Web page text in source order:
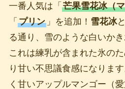
一番人気は「 芒果雪花冰（
「 プリン」を追加！ 雪花冰
る通り、雪のような白いかき
これは練乳が含まれた氷の
り甘い不思議食感になりま
く甘いアップルマンゴー（